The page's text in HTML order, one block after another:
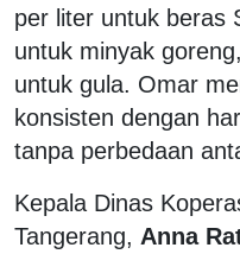
per liter untuk beras
untuk minyak
untuk gula. Omar
konsisten dengan
tanpa perbedaan
Kepala Dinas
Tangerang, Anna